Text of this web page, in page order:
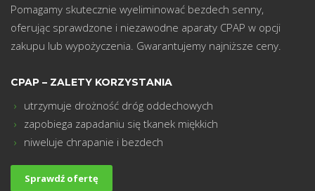
Pomagamy skutecznie wyeliminować bezdech senny,
oferując sprawdzone i niezawodne aparaty CPAP w opcji
zakupu lub wypożyczenia. Gwarantujemy najniższe ceny.
CPAP – ZALETY KORZYSTANIA
utrzymuje drożność dróg oddechowych
zapobiega zapadaniu się tkanek miękkich
niweluje chrapanie i bezdech
Sprawdź ofertę